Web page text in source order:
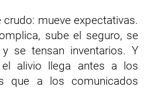
mueve expectativas.
sube el seguro, se
se tensan inventarios. Y
alivio llega antes a los
que a los comunicados